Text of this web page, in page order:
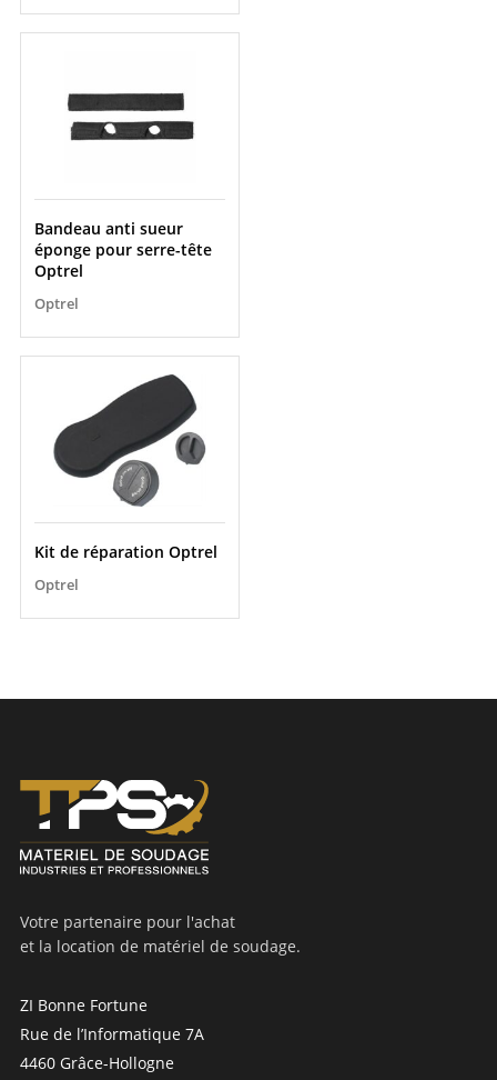
Bandeau anti sueur
éponge pour serre-tête
Optrel
Optrel
Kit de réparation Optrel
Optrel
Votre partenaire pour l'achat
et la location de matériel de soudage.
ZI Bonne Fortune
Rue de l’Informatique 7A
4460 Grâce-Hollogne